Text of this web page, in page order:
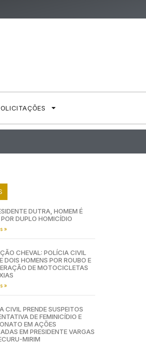
DUTRA, HOMEM É
POR DUPLO HOMICÍDIO
»
CHEVAL: POLÍCIA CIVIL
DOIS HOMENS POR ROUBO E
DE MOTOCICLETAS
»
CIVIL PRENDE SUSPEITOS
DE FEMINICÍDIO E
EM AÇÕES
EM PRESIDENTE VARGAS
MIRIM